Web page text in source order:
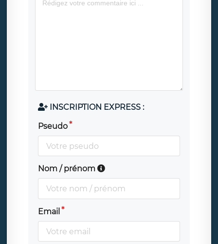
INSCRIPTION EXPRESS :
Pseudo
Nom / prénom
Email